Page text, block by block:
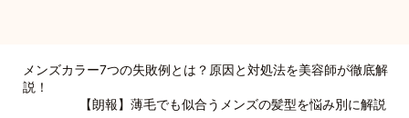
メンズカラー7つの失敗例とは？原因と対処法を美容師が徹底解
説！
【朗報】薄毛でも似合うメンズの髪型を悩み別に解説